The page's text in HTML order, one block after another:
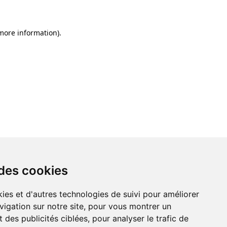
cookies
et d'autres technologies de suivi pour améliorer
sur notre site, pour vous montrer un
des publicités ciblées, pour analyser le trafic de
information).